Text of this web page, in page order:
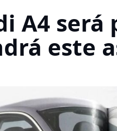
A4
este